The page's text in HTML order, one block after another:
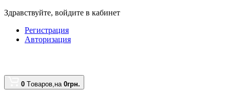
Здравствуйте, войдите в кабинет
Регистрация
Авторизация
0 Tоваров,на 0грн.